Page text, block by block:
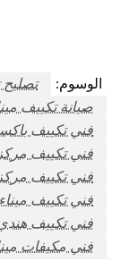
الوسوم:
تصليح
صيانة تكييف
فني تكييف
فني تكييف
فني تكييف
فني تكييف
فني تكييف هندي
فني مكيفات